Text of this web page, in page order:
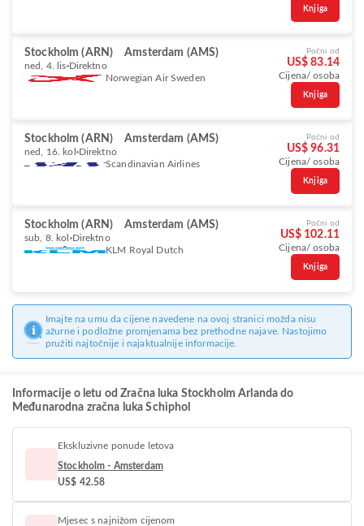
Knjiga
Stockholm (ARN) Amsterdam (AMS)
ned, 4. lis Direktno
Norwegian Air Sweden
Počni od
US$ 83.14
Cijena/ osoba
Knjiga
Stockholm (ARN) Amsterdam (AMS)
ned, 16. kol Direktno
Scandinavian Airlines
Počni od
US$ 96.31
Cijena/ osoba
Knjiga
Stockholm (ARN) Amsterdam (AMS)
sub, 8. kol Direktno
KLM Royal Dutch
Počni od
US$ 102.11
Cijena/ osoba
Knjiga
Imajte na umu da cijene navedene na ovoj stranici možda nisu
ažurne i podložne promjenama bez prethodne najave. Nastojimo
pružiti najtočnije i najaktualnije informacije.
Informacije o letu od Zračna luka Stockholm Arlanda do
Međunarodna zračna luka Schiphol
Ekskluzivne ponude letova
Stockholm - Amsterdam
US$ 42.58
Mjesec s najnižom cijenom